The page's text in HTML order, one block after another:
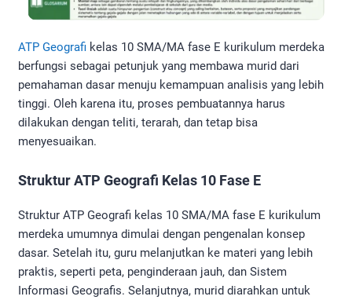
ATP Geografi kelas 10 SMA/MA fase E kurikulum merdeka
berfungsi sebagai petunjuk yang membawa murid dari
pemahaman dasar menuju kemampuan analisis yang lebih
tinggi. Oleh karena itu, proses pembuatannya harus
dilakukan dengan teliti, terarah, dan tetap bisa
menyesuaikan.
Struktur ATP Geografi Kelas 10 Fase E
Struktur ATP Geografi kelas 10 SMA/MA fase E kurikulum
merdeka umumnya dimulai dengan pengenalan konsep
dasar. Setelah itu, guru melanjutkan ke materi yang lebih
praktis, seperti peta, penginderaan jauh, dan Sistem
Informasi Geografis. Selanjutnya, murid diarahkan untuk